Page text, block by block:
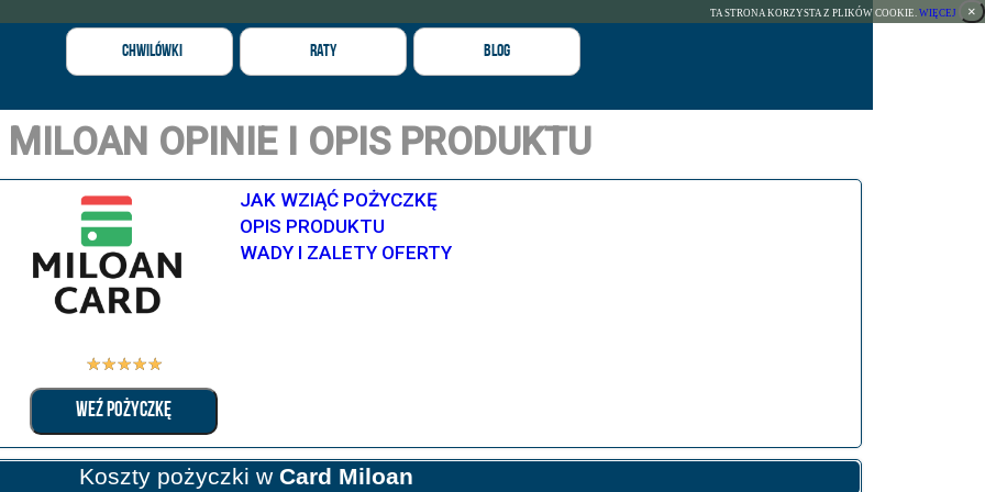
Chwilówki Raty Blog
OPINIE I OPIS PRODUKTU
☆☆☆☆☆
WEŹ POŻYCZKĘ
JAK WZIĄĆ POŻYCZKĘ
OPIS PRODUKTU
WADY I ZALETY OFERTY
Koszty pożyczki w Card Miloan
TA STRONA KORZYSTA Z PLIKÓW COOKIE. WIĘCEJ ×